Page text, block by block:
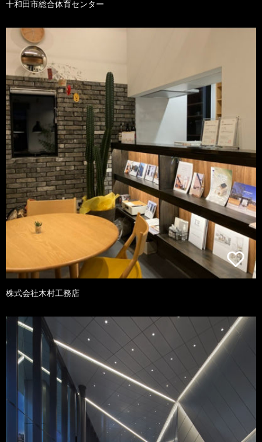
十和田市総合体育センター
株式会社木村工務店